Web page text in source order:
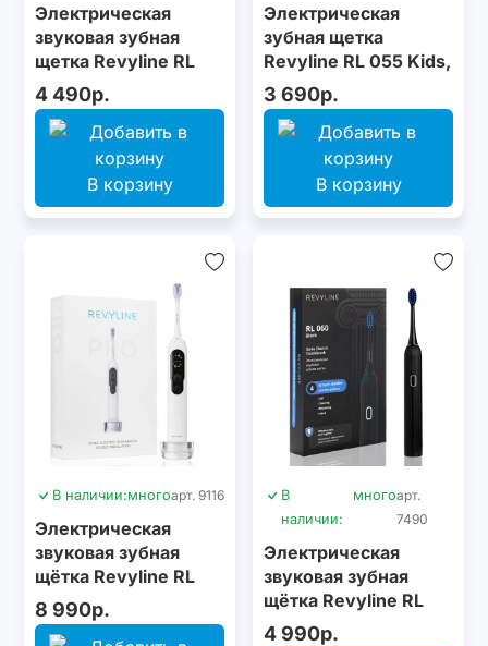
Электрическая
звуковая зубная
щетка Revyline RL
095 Kids, Blue
4 490р.
В корзину
Электрическая
зубная щетка
Revyline RL 055 Kids,
Black
3 690р.
В корзину
В наличии:многоарт. 9116
Электрическая
звуковая зубная
щётка Revyline RL
080 PRO White
8 990р.
В
наличии:
многоарт.
7490
Электрическая
звуковая зубная
щётка Revyline RL
060 Black
4 990р.